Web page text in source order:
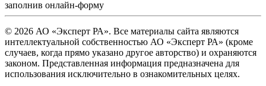
заполнив онлайн-форму
© 2026 АО «Эксперт РА». Все материалы сайта являются
интеллектуальной собственностью АО «Эксперт РА» (кроме
случаев, когда прямо указано другое авторство) и охраняются
законом. Представленная информация предназначена для
использования исключительно в ознакомительных целях.